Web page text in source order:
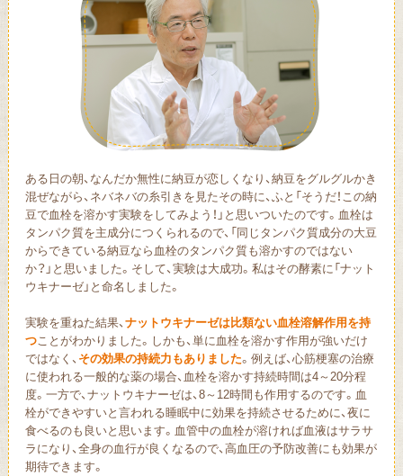
ある日の朝、なんだか無性に納豆が恋しくなり、納豆をグルグルかき
混ぜながら、ネバネバの糸引きを見たその時に、ふと「そうだ！この納
豆で血栓を溶かす実験をしてみよう！」と思いついたのです。血栓は
タンパク質を主成分につくられるので、「同じタンパク質成分の大豆
からできている納豆なら血栓のタンパク質も溶かすのではない
か？」と思いました。そして、実験は大成功。私はその酵素に「ナット
ウキナーゼ」と命名しました。
実験を重ねた結果、ナットウキナーゼは比類ない血栓溶解作用を持
つことがわかりました。しかも、単に血栓を溶かす作用が強いだけ
ではなく、その効果の持続力もありました。例えば、心筋梗塞の治療
に使われる一般的な薬の場合、血栓を溶かす持続時間は4～20分程
度。一方で、ナットウキナーゼは、8～12時間も作用するのです。血
栓ができやすいと言われる睡眠中に効果を持続させるために、夜に
食べるのも良いと思います。血管中の血栓が溶ければ血液はサラサ
ラになり、全身の血行が良くなるので、高血圧の予防改善にも効果が
期待できます。